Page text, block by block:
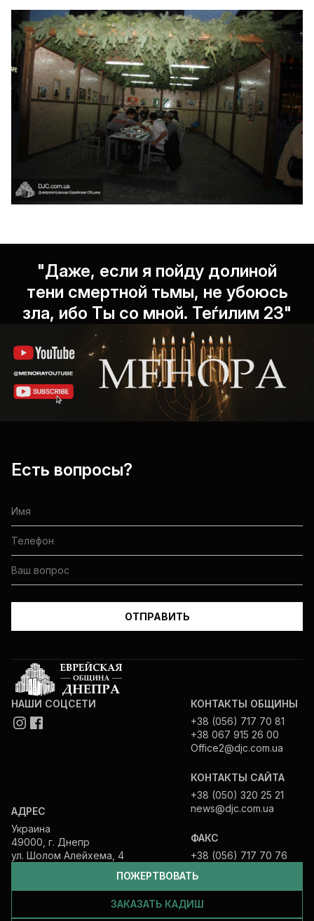
"Даже, если я пойду долиной
тени смертной тьмы, не убоюсь
зла, ибо Ты со мной. Теѓилим 23"
Есть вопросы?
ПОЖЕРТВОВАТЬ
ЗАКАЗАТЬ КАДИШ
НАШИ СОЦСЕТИ
АДРЕС
Украина
49000, г. Днепр
ул. Шолом Алейхема, 4
КОНТАКТЫ ОБЩИНЫ
+38 (056) 717 70 81
+38 067 915 26 00
Office2@djc.com.ua
КОНТАКТЫ САЙТА
+38 (050) 320 25 21
news@djc.com.ua
ФАКС
+38 (056) 717 70 76